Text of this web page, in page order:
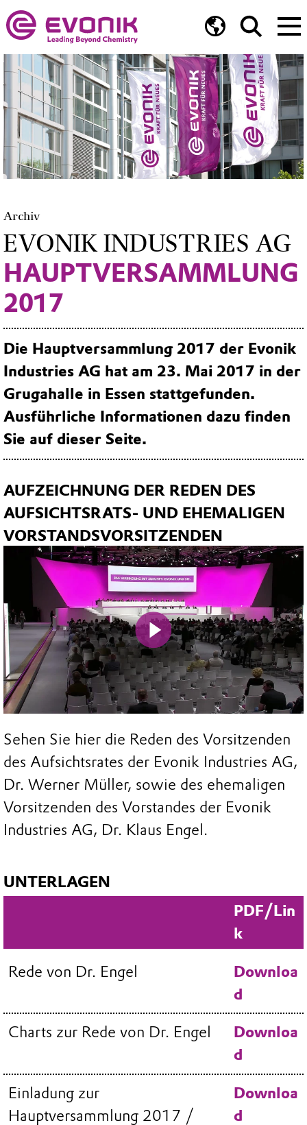
Archiv
EVONIK INDUSTRIES AG
HAUPTVERSAMMLUNG
2017
Die Hauptversammlung 2017 der Evonik
Industries AG hat am 23. Mai 2017 in der
Grugahalle in Essen stattgefunden.
Ausführliche Informationen dazu finden
Sie auf dieser Seite.
AUFZEICHNUNG DER REDEN DES
AUFSICHTSRATS- UND EHEMALIGEN
VORSTANDSVORSITZENDEN
Mute
Play
Sehen Sie hier die Reden des Vorsitzenden
des Aufsichtsrates der Evonik Industries AG,
Dr. Werner Müller, sowie des ehemaligen
Vorsitzenden des Vorstandes der Evonik
Industries AG, Dr. Klaus Engel.
UNTERLAGEN
PDF/Lin
k
Rede von Dr. Engel
Downloa
d
Charts zur Rede von Dr. Engel
Downloa
d
Einladung zur
Hauptversammlung 2017 /
Downloa
d